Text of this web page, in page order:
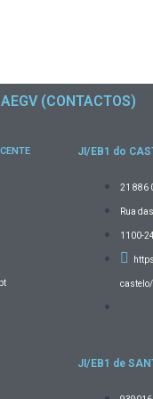
AEGV (CONTACTOS)
JI/EB1 do
21 886
Rua
1100-
castelo/
JI/EB1 de